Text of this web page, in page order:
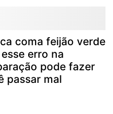
coma feijão verde
erro na
pode fazer
passar mal